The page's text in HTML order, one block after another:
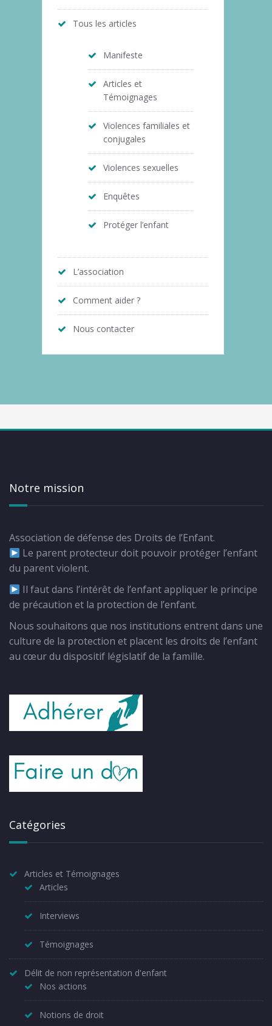
Tous les articles
Manifeste
Articles et
Témoignages
Violences familiales et
conjugales
Violences sexuelles
Enquêtes
Protéger l’enfant
L’association
Comment aider ?
Nous contacter
Notre mission
Association de défense des Droits de l’Enfant.
Le parent protecteur doit pouvoir protéger l’enfant
du parent violent.
Il faut dans l’intérêt de l’enfant appliquer le principe
de précaution et la protection de l’enfant.
Nous souhaitons que nos institutions entrent dans une
culture de la protection et placent les droits de l’enfant
au cœur du dispositif législatif de la famille.
Catégories
Articles et Témoignages
Articles
Interviews
Témoignages
Délit de non représentation d'enfant
Nos actions
Notions de droit